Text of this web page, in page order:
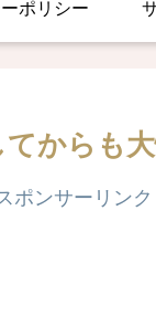
ポリシー
からも
ポンサーリンク